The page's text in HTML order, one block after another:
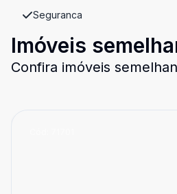
Seguranca
Imóveis
Confira imóveis